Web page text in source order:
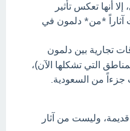
أنها تعكس تأثير
آثاراً *من* دلمون في
تجارية بين دلمون
التي تشكلها الآن)،
جزءاً من السعودية.
وليست من آثار